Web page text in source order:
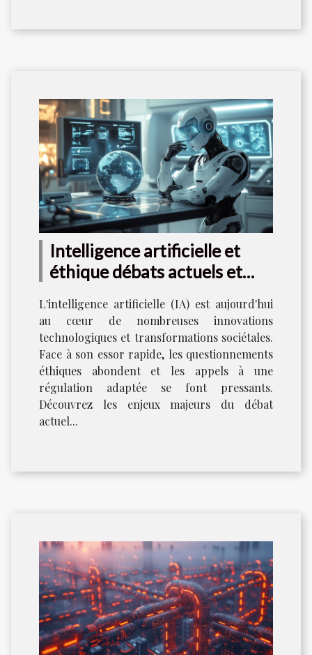
Intelligence artificielle et
éthique débats actuels et
L'intelligence artificielle (IA) est aujourd'hui
au cœur de nombreuses innovations
technologiques et transformations sociétales.
Face à son essor rapide, les questionnements
éthiques abondent et les appels à une
régulation adaptée se font pressants.
Découvrez les enjeux majeurs du débat
actuel...